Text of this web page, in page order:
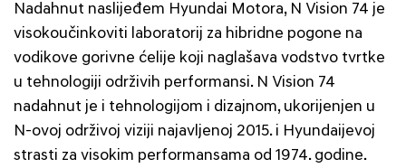
Nadahnut naslijeđem Hyundai Motora, N Vision 74 je
visokoučinkoviti laboratorij za hibridne pogone na
vodikove gorivne ćelije koji naglašava vodstvo tvrtke
u tehnologiji održivih performansi. N Vision 74
nadahnut je i tehnologijom i dizajnom, ukorijenjen u
N-ovoj održivoj viziji najavljenoj 2015. i Hyundaijevoj
strasti za visokim performansama od 1974. godine.